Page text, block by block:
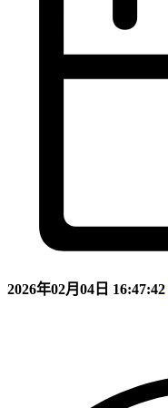
2026年02月04日 16:47:42